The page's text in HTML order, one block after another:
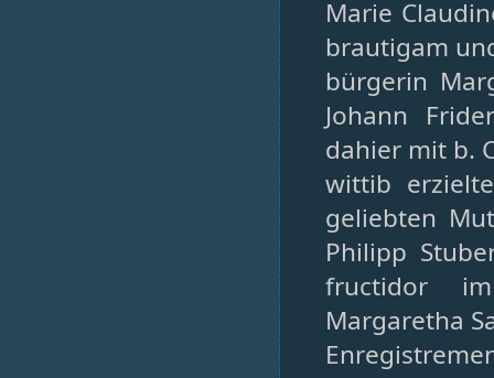
Marie
brautigam
bürgerin
Johann
dahier mit b.
wittib
geliebten
Philipp
fructidor
Margaretha